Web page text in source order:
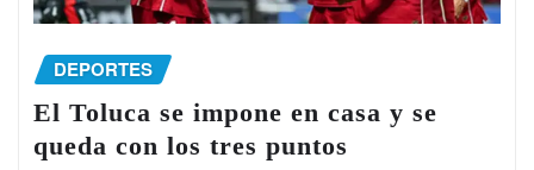
DEPORTES
El Toluca se impone en casa y se
queda con los tres puntos